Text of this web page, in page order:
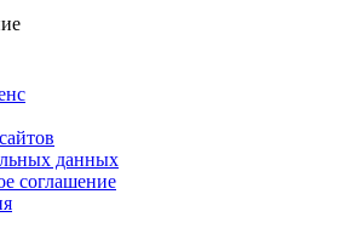
данных
соглашение